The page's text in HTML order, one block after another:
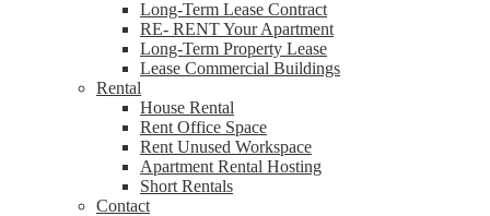
Long-Term Lease Contract
RE- RENT Your Apartment
Long-Term Property Lease
Lease Commercial Buildings
Rental
House Rental
Rent Office Space
Rent Unused Workspace
Apartment Rental Hosting
Short Rentals
Contact